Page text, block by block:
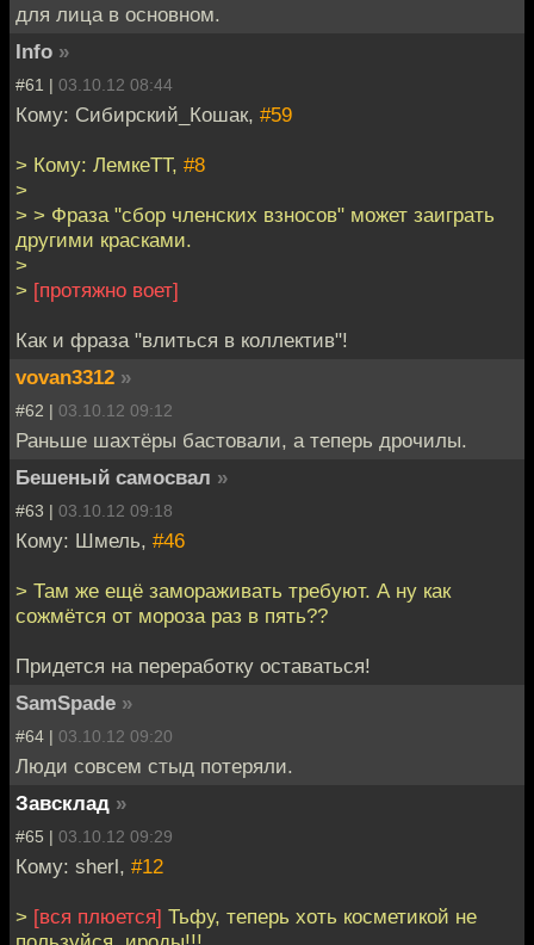
для лица в основном.
Info »
#61 | 03.10.12 08:44
Кому: Сибирский_Кошак, #59
> Кому: ЛемкеТТ, #8
>
> > Фраза "сбор членских взносов" может заиграть
другими красками.
>
> [протяжно воет]
Как и фраза "влиться в коллектив"!
vovan3312 »
#62 | 03.10.12 09:12
Раньше шахтёры бастовали, а теперь дрочилы.
Бешеный самосвал »
#63 | 03.10.12 09:18
Кому: Шмель, #46
> Там же ещё замораживать требуют. А ну как
сожмётся от мороза раз в пять??
Придется на переработку оставаться!
SamSpade »
#64 | 03.10.12 09:20
Люди совсем стыд потеряли.
Завсклад »
#65 | 03.10.12 09:29
Кому: sherl, #12
> [вся плюется] Тьфу, теперь хоть косметикой не